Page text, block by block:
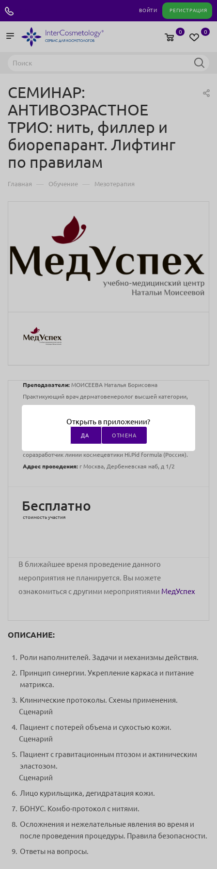
ВОЙТИ РЕГИСТРАЦИЯ
0
0
СЕМИНАР:
АНТИВОЗРАСТНОЕ
ТРИО: нить, филлер и
биорепарант. Лифтинг
по правилам
Главная — Обучение — Мезотерапия
Преподаватели: МОИСЕЕВА Наталья Борисовна
Практикующий врач дерматовенеролог высшей категории,
Laboratories Ltd. (Израиль), RUMEDIX Inc (Ю.Корея),
соразработчик линии космецевтики Hi.Pid formula (Россия).
Адрес проведения: г Москва, Дербеневская наб, д 1/2
Бесплатно
стоимость участия
В ближайшее время проведение данного
мероприятия не планируется. Вы можете
ознакомиться с другими мероприятиями МедУспех
ОПИСАНИЕ:
Роли наполнителей. Задачи и механизмы действия.
Принцип синергии. Укрепление каркаса и питание
матрикса.
Клинические протоколы. Схемы применения.
Сценарий
Пациент с потерей объема и сухостью кожи.
Сценарий
Пациент с гравитационным птозом и актиническим
эластозом.
Сценарий
Лицо курильщика, дегидратация кожи.
БОНУС. Комбо-протокол с нитями.
Осложнения и нежелательные явления во время и
после проведения процедуры. Правила безопасности.
Ответы на вопросы.
Открыть в приложении?
ДА ОТМЕНА